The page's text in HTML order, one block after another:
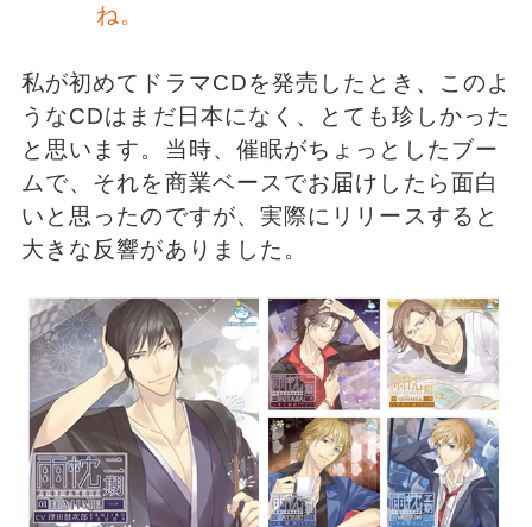
ね。
私が初めてドラマCDを発売したとき、このよ
うなCDはまだ日本になく、とても珍しかった
と思います。当時、催眠がちょっとしたブー
ムで、それを商業ベースでお届けしたら面白
いと思ったのですが、実際にリリースすると
大きな反響がありました。